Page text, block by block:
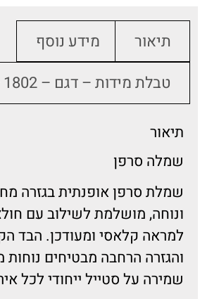
מידע נוסף
טבלת מידות – דגם – S – 1802
סרפן
סרפן אופנתית בגזרה מחמיאה
מושלמת לשילוב עם חולצה
קלאסי ומעודכן. הבד הקליל
הרחבה מבטיחים נוחות מרבית,
על סטייל ייחודי לכל אירוע.